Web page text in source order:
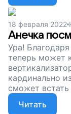
18 февраля 2022
Анечка
Ура!
теперь может купить для Аннушки
кардинально
сможет
высоты своего
и неравнодушие!
Читать